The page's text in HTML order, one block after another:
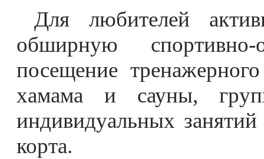
Для любителей
обширную спортивно-
посещение
хамама и сауны,
индивидуальных
корта.